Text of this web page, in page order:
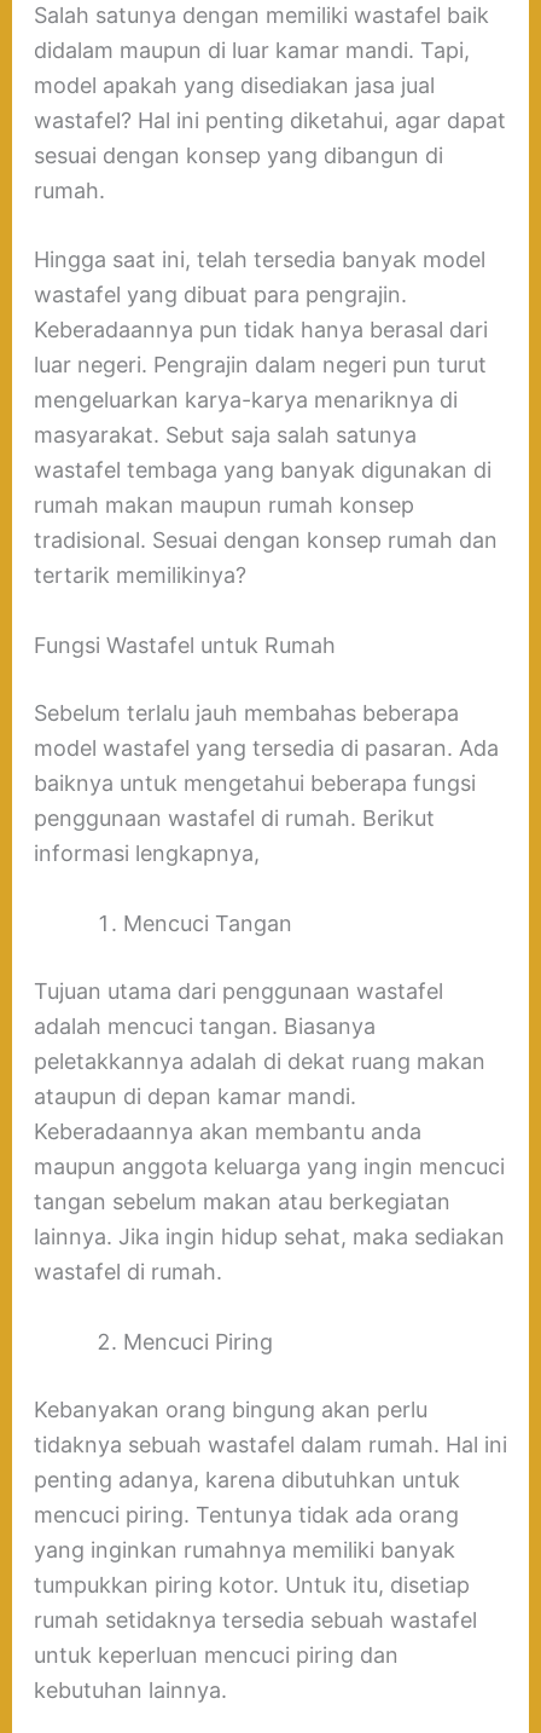
Salah satunya dengan memiliki wastafel baik
didalam maupun di luar kamar mandi. Tapi,
model apakah yang disediakan jasa jual
wastafel? Hal ini penting diketahui, agar dapat
sesuai dengan konsep yang dibangun di
rumah.
Hingga saat ini, telah tersedia banyak model
wastafel yang dibuat para pengrajin.
Keberadaannya pun tidak hanya berasal dari
luar negeri. Pengrajin dalam negeri pun turut
mengeluarkan karya-karya menariknya di
masyarakat. Sebut saja salah satunya
wastafel tembaga yang banyak digunakan di
rumah makan maupun rumah konsep
tradisional. Sesuai dengan konsep rumah dan
tertarik memilikinya?
Fungsi Wastafel untuk Rumah
Sebelum terlalu jauh membahas beberapa
model wastafel yang tersedia di pasaran. Ada
baiknya untuk mengetahui beberapa fungsi
penggunaan wastafel di rumah. Berikut
informasi lengkapnya,
Mencuci Tangan
Tujuan utama dari penggunaan wastafel
adalah mencuci tangan. Biasanya
peletakkannya adalah di dekat ruang makan
ataupun di depan kamar mandi.
Keberadaannya akan membantu anda
maupun anggota keluarga yang ingin mencuci
tangan sebelum makan atau berkegiatan
lainnya. Jika ingin hidup sehat, maka sediakan
wastafel di rumah.
Mencuci Piring
Kebanyakan orang bingung akan perlu
tidaknya sebuah wastafel dalam rumah. Hal ini
penting adanya, karena dibutuhkan untuk
mencuci piring. Tentunya tidak ada orang
yang inginkan rumahnya memiliki banyak
tumpukkan piring kotor. Untuk itu, disetiap
rumah setidaknya tersedia sebuah wastafel
untuk keperluan mencuci piring dan
kebutuhan lainnya.